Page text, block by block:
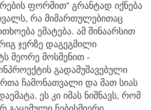
ფორმით” გრანტად იქნება
რა მიმართულებითაც
ემატება. ამ შინაარსით
ჯერზე დაგეგმილი
მეორე მოსმენით -
გადამუშავებული
ჩამონათვალი და მათ სიას
ეს კი იმას ნიშნავს, რომ